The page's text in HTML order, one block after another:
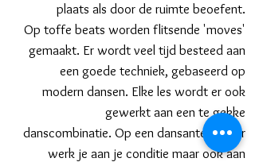
plaats als door de ruimte beoefent.
Op toffe beats worden flitsende 'moves'
gemaakt. Er wordt veel tijd besteed aan
een goede techniek, gebaseerd op
modern dansen. Elke les wordt er ook
gewerkt aan een te gekke
danscombinatie. Op een dansante manier
werk je aan je conditie maar ook aan